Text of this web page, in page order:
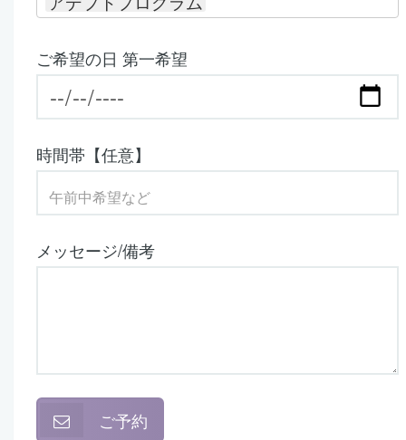
ご希望の日 第一希望
時間帯【任意】
メッセージ/備考
ご予約